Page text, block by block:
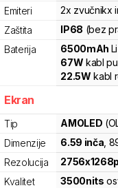
Emiteri
2x zvučnikx
Zaštita
IP68 (bez
Baterija
6500mAh
67W kabl
22.5W kabl
Ekran
Tip AMOLED
Dimenzije
6.59 inča ,
Rezolucija
2756x1268
Kvalitet
3500nits